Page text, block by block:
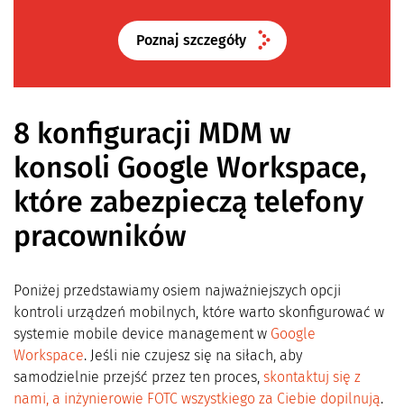
Poznaj szczegóły
8 konfiguracji MDM w
konsoli Google Workspace,
które zabezpieczą telefony
pracowników
Poniżej przedstawiamy osiem najważniejszych opcji
kontroli urządzeń mobilnych, które warto skonfigurować w
systemie mobile device management w Google
Workspace. Jeśli nie czujesz się na siłach, aby
samodzielnie przejść przez ten proces, skontaktuj się z
nami, a inżynierowie FOTC wszystkiego za Ciebie dopilnują.